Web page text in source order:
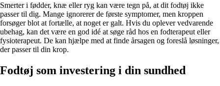
Smerter i fødder, knæ eller ryg kan være tegn på, at dit fodtøj ikke
passer til dig. Mange ignorerer de første symptomer, men kroppen
forsøger blot at fortælle, at noget er galt. Hvis du oplever vedvarende
ubehag, kan det være en god idé at søge råd hos en fodterapeut eller
fysioterapeut. De kan hjælpe med at finde årsagen og foreslå løsninger,
der passer til din krop.
Fodtøj som investering i din sundhed